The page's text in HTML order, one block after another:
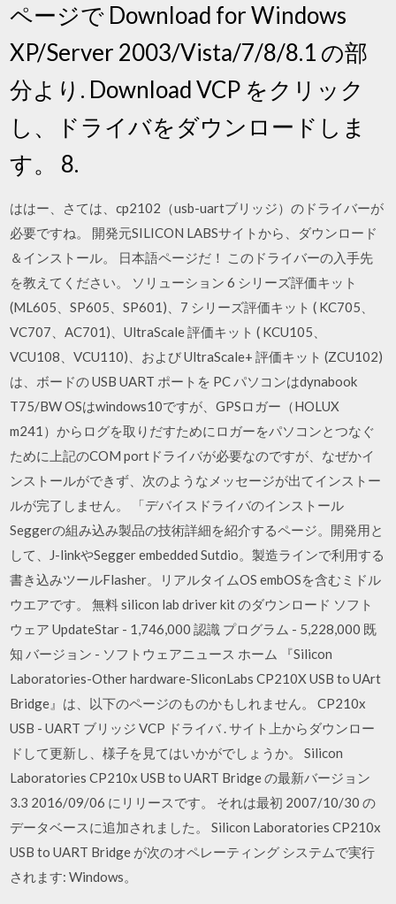
ページで Download for Windows
XP/Server 2003/Vista/7/8/8.1 の部
分より. Download VCP をクリック
し、ドライバをダウンロードしま
す。 8.
ははー、さては、cp2102（usb-uartブリッジ）のドライバーが
必要ですね。 開発元SILICON LABSサイトから、ダウンロード
＆インストール。 日本語ページだ！ このドライバーの入手先
を教えてください。 ソリューション 6 シリーズ評価キット
(ML605、SP605、SP601)、7 シリーズ評価キット ( KC705、
VC707、AC701)、UltraScale 評価キット ( KCU105、
VCU108、VCU110)、および UltraScale+ 評価キット (ZCU102)
は、ボードの USB UART ポートを PC パソコンはdynabook
T75/BW OSはwindows10ですが、GPSロガー（HOLUX
m241）からログを取りだすためにロガーをパソコンとつなぐ
ために上記のCOM portドライバが必要なのですが、なぜかイ
ンストールができず、次のようなメッセージが出てインストー
ルが完了しません。 「デバイスドライバのインストール
Seggerの組み込み製品の技術詳細を紹介するページ。開発用と
して、J-linkやSegger embedded Sutdio。製造ラインで利用する
書き込みツールFlasher。リアルタイムOS embOSを含むミドル
ウエアです。 無料 silicon lab driver kit のダウンロード ソフト
ウェア UpdateStar - 1,746,000 認識 プログラム - 5,228,000 既
知 バージョン - ソフトウェアニュース ホーム 『Silicon
Laboratories-Other hardware-SliconLabs CP210X USB to UArt
Bridge』は、以下のページのものかもしれません。 CP210x
USB - UART ブリッジ VCP ドライバ . サイト上からダウンロー
ドして更新し、様子を見てはいかがでしょうか。 Silicon
Laboratories CP210x USB to UART Bridge の最新バージョン
3.3 2016/09/06 にリリースです。 それは最初 2007/10/30 の
データベースに追加されました。 Silicon Laboratories CP210x
USB to UART Bridge が次のオペレーティング システムで実行
されます: Windows。